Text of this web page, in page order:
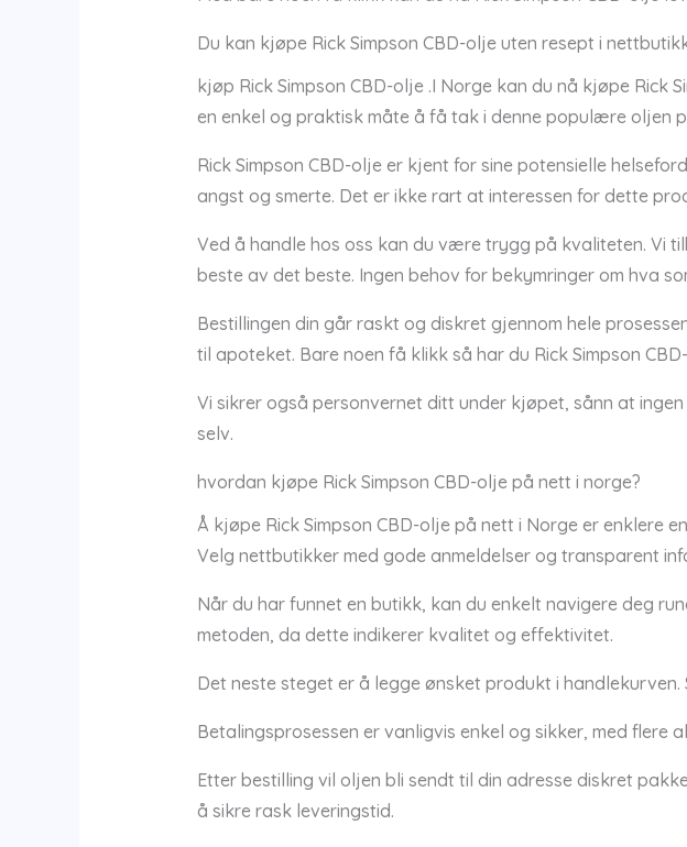
Du kan kjøpe Rick Simpson CBD-olje uten resept i
kjøp Rick Simpson CBD-olje .I Norge kan du nå kjøpe
en enkel og praktisk måte å få tak i denne populære oljen
Rick Simpson CBD-olje er kjent for sine potensielle
angst og smerte. Det er ikke rart at interessen for dette
Ved å handle hos oss kan du være trygg på kvaliteten. Vi
beste av det beste. Ingen behov for bekymringer om hva
Bestillingen din går raskt og diskret gjennom hele
til apoteket. Bare noen få klikk så har du Rick Simpson
Vi sikrer også personvernet ditt under kjøpet, sånn at
selv.
hvordan kjøpe Rick Simpson CBD-olje på nett i norge?
Å kjøpe Rick Simpson CBD-olje på nett i Norge er enklere
Velg nettbutikker med gode anmeldelser og transparent
Når du har funnet en butikk, kan du enkelt navigere deg
metoden, da dette indikerer kvalitet og effektivitet.
Det neste steget er å legge ønsket produkt i
Betalingsprosessen er vanligvis enkel og sikker, med
Etter bestilling vil oljen bli sendt til din adresse diskret
å sikre rask leveringstid.